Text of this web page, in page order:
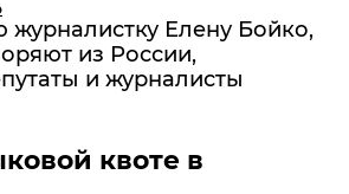
журналистку Елену Бойко,
из России,
и журналисты
квоте в